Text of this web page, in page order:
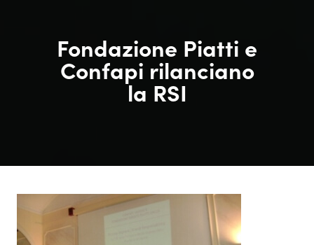
Fondazione Piatti e
Confapi rilanciano
la RSI